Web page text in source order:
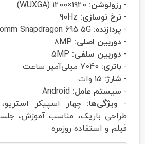
- رزولوشن:
- نرخ نوسازی:
- پردازنده:
- دوربین اصلی:
- دوربین سلفی:
- باتری:
- شارژ:
- سیستم عامل:
- ویژگی‌ها:
طراحی باریک، مناسب آموزش،
فیلم و استفاده روزمره